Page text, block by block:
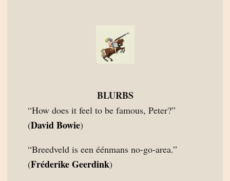
BLURBS
“How does it feel to be famous, Peter?”
(David Bowie)
“Breedveld is een éénmans no-go-area.”
(Fréderike Geerdink)